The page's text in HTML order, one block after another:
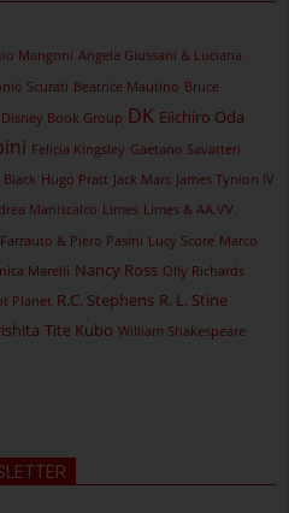
Mangoni Angela Giussani & Luciana
Scurati Beatrice Mautino Bruce
Disney Book Group DK Eiichiro Oda
Felicia Kingsley Gaetano Savatteri
Hugo Pratt Jack Mars James Tynion IV
Maniscalco Limes Limes & AA.VV.
& Piero Pasini Lucy Score Marco
Marelli Nancy Ross Olly Richards
Planet R.C. Stephens R. L. Stine
Tite Kubo William Shakespeare